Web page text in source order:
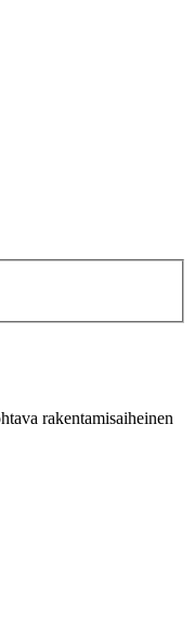
rakentamisaiheinen